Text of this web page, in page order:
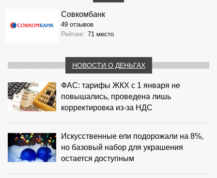
Совкомбанк
49 отзывов
Рейтинг: 71 место
НОВОСТИ О ДЕНЬГАХ
ФАС: тарифы ЖКХ с 1 января не
повышались, проведена лишь
корректировка из‑за НДС
Искусственные ели подорожали на 8%,
но базовый набор для украшения
остается доступным